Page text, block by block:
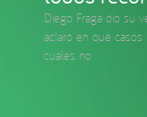
Diego Fraga dio su
aclaró en qué
cuáles no